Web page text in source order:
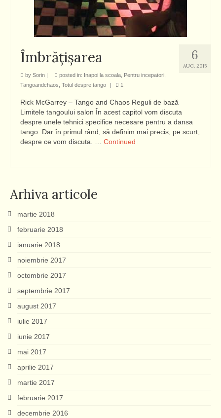
6
AUG. 2015
Îmbrăţişarea
by Sorin | posted in: Inapoi la scoala Pentru incepatori
Tangoandchaos Totul despre tango | 1
Rick McGarrey – Tango and Chaos Reguli de bază
Limitele tangoului salon În acest capitol vom discuta
despre unele tehnici specifice necesare pentru a dansa
tango. Dar în primul rând, să definim mai precis, pe scurt,
despre ce vom discuta. … Continued
Arhiva articole
martie 2018
februarie 2018
ianuarie 2018
noiembrie 2017
octombrie 2017
septembrie 2017
august 2017
iulie 2017
iunie 2017
mai 2017
aprilie 2017
martie 2017
februarie 2017
decembrie 2016